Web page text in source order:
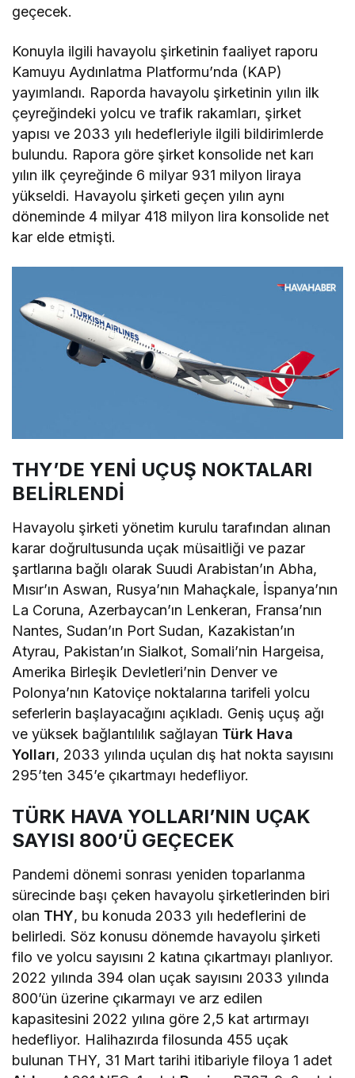
geçecek.
Konuyla ilgili havayolu şirketinin faaliyet raporu
Kamuyu Aydınlatma Platformu’nda (KAP)
yayımlandı. Raporda havayolu şirketinin yılın ilk
çeyreğindeki yolcu ve trafik rakamları, şirket
yapısı ve 2033 yılı hedefleriyle ilgili bildirimlerde
bulundu. Rapora göre şirket konsolide net karı
yılın ilk çeyreğinde 6 milyar 931 milyon liraya
yükseldi. Havayolu şirketi geçen yılın aynı
döneminde 4 milyar 418 milyon lira konsolide net
kar elde etmişti.
THY’DE YENİ UÇUŞ NOKTALARI
BELİRLENDİ
Havayolu şirketi yönetim kurulu tarafından alınan
karar doğrultusunda uçak müsaitliği ve pazar
şartlarına bağlı olarak Suudi Arabistan’ın Abha,
Mısır’ın Aswan, Rusya’nın Mahaçkale, İspanya’nın
La Coruna, Azerbaycan’ın Lenkeran, Fransa’nın
Nantes, Sudan’ın Port Sudan, Kazakistan’ın
Atyrau, Pakistan’ın Sialkot, Somali’nin Hargeisa,
Amerika Birleşik Devletleri’nin Denver ve
Polonya’nın Katoviçe noktalarına tarifeli yolcu
seferlerin başlayacağını açıkladı. Geniş uçuş ağı
ve yüksek bağlantılılık sağlayan Türk Hava
Yolları, 2033 yılında uçulan dış hat nokta sayısını
295’ten 345’e çıkartmayı hedefliyor.
TÜRK HAVA YOLLARI’NIN UÇAK
SAYISI 800’Ü GEÇECEK
Pandemi dönemi sonrası yeniden toparlanma
sürecinde başı çeken havayolu şirketlerinden biri
olan THY, bu konuda 2033 yılı hedeflerini de
belirledi. Söz konusu dönemde havayolu şirketi
filo ve yolcu sayısını 2 katına çıkartmayı planlıyor.
2022 yılında 394 olan uçak sayısını 2033 yılında
800’ün üzerine çıkarmayı ve arz edilen
kapasitesini 2022 yılına göre 2,5 kat artırmayı
hedefliyor. Halihazırda filosunda 455 uçak
bulunan THY, 31 Mart tarihi itibariyle filoya 1 adet